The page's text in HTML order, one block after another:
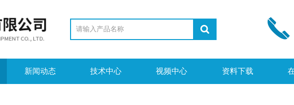
新闻动态 技术中心 视频中心 资料下载